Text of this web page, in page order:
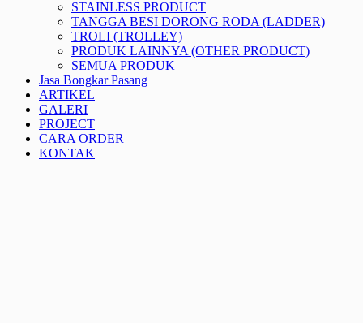
STAINLESS PRODUCT
TANGGA BESI DORONG RODA (LADDER)
TROLI (TROLLEY)
PRODUK LAINNYA (OTHER PRODUCT)
SEMUA PRODUK
Jasa Bongkar Pasang
ARTIKEL
GALERI
PROJECT
CARA ORDER
KONTAK